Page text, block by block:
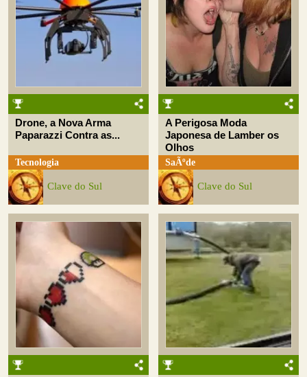
Drone, a Nova Arma
Paparazzi Contra as...
Tecnologia
Clave do Sul
A Perigosa Moda
Japonesa de Lamber os
Olhos
SaÃºde
Clave do Sul